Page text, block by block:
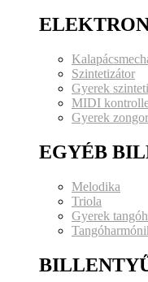
Szintetizátor
Gyerek
MIDI
Gyerek
EGYÉB
Melodika
Triola
Gyerek